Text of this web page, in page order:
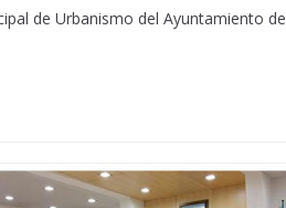
de Urbanismo del Ayuntamiento de